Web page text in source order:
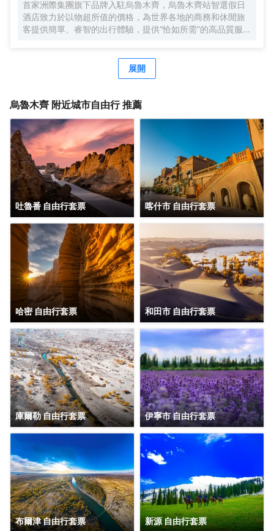
首家洲際集團旗下品牌入駐烏魯木齊，烏魯木齊站智選假日
酒店致力於以物超所值的價格，為世界各地的商務和休閒旅
客提供簡單、睿智的出行體驗，提供“恰如所需”的高品質服
活力，誠邀您在到訪烏魯木齊時獲享舒適與便利。
展開
烏魯木齊 附近城市自由行 推薦
吐魯番 自由行套票 喀什市 自由行套票
哈密 自由行套票 和田市 自由行套票
庫爾勒 自由行套票 伊寧市 自由行套票
布爾津 自由行套票 新源 自由行套票